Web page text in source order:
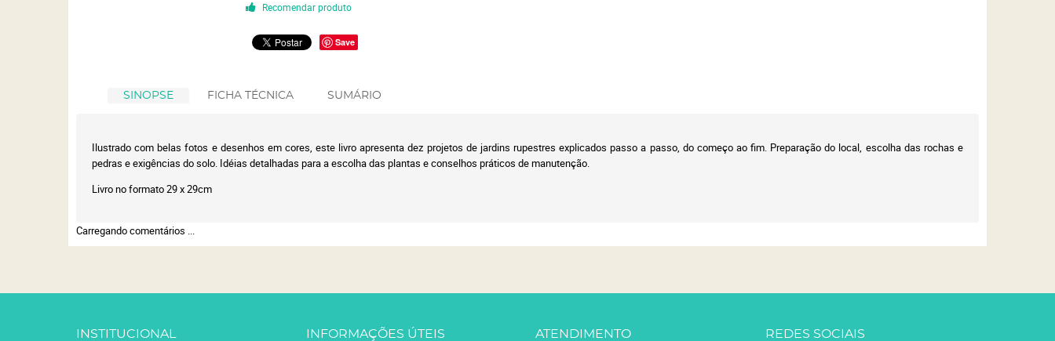
Recomendar produto
Save
SINOPSE FICHA TÉCNICA SUMÁRIO
Ilustrado com belas fotos e desenhos em cores, este livro apresenta dez projetos de jardins rupestres explicados passo a passo, do começo ao fim. Preparação do local, escolha das rochas e
pedras e exigências do solo. Idéias detalhadas para a escolha das plantas e conselhos práticos de manutenção.
Livro no formato 29 x 29cm
Carregando comentários ...
INSTITUCIONAL INFORMAÇÕES ÚTEIS ATENDIMENTO REDES SOCIAIS